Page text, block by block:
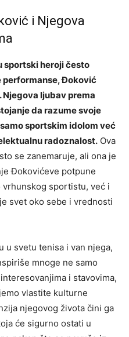
i Njegova
sportski heroji često
performanse, Đoković
ljubav prema
da razume svoje
sportskim idolom već
radoznalost. Ova
se zanemaruje, ali ona je
Đokovićeve potpune
vrhunskog sportistu, već i
svet oko sebe i vrednosti
u svetu tenisa i van njega,
mnoge ne samo
i stavovima,
vlastite kulturne
njegovog života čini ga
će sigurno ostati u